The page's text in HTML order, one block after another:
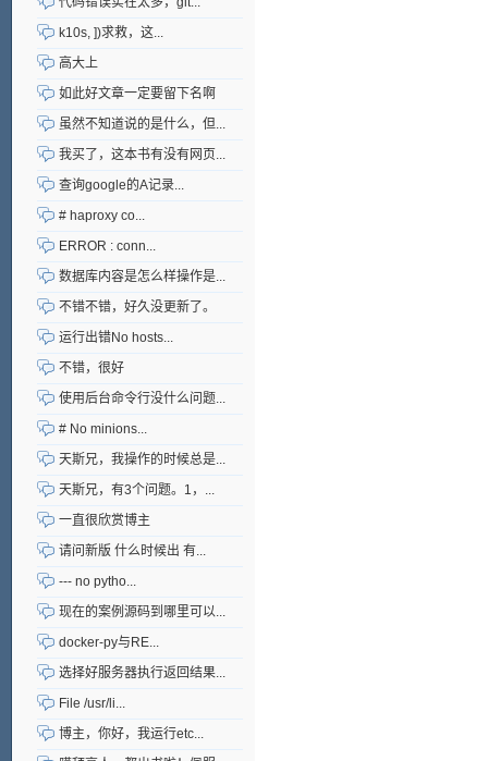
k10s, ])求救，这...
高大上
如此好文章一定要留下名啊
虽然不知道说的是什么，但...
我买了，这本书有没有网页...
查询google的A记录...
# haproxy co...
ERROR : conn...
数据库内容是怎么样操作是...
不错不错，好久没更新了。
运行出错No hosts...
不错，很好
使用后台命令行没什么问题...
# No minions...
天斯兄，我操作的时候总是...
天斯兄，有3个问题。1，...
一直很欣赏博主
请问新版 什么时候出 有...
--- no pytho...
现在的案例源码到哪里可以...
docker-py与RE...
选择好服务器执行返回结果...
File /usr/li...
博主，你好，我运行etc...